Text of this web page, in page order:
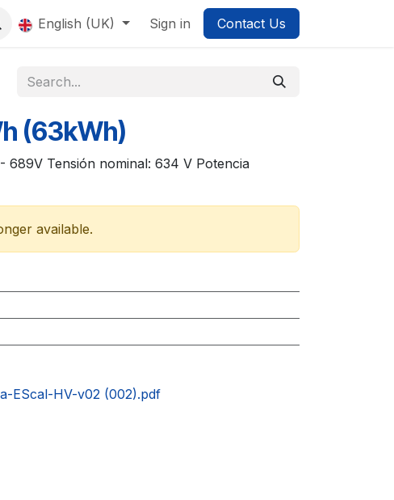
English (UK) Sign in Contact Us
(63kWh)
689V Tensión nominal: 634 V Potencia
available.
EScal-HV-v02 (002).pdf